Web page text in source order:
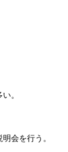
。
会を行う。